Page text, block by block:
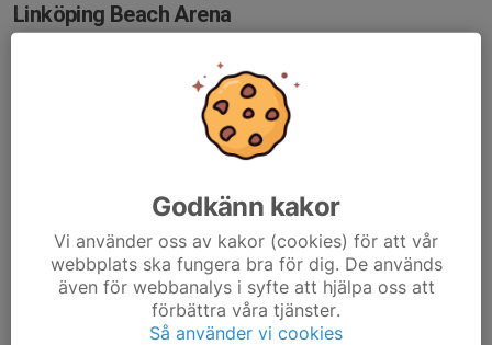
Linköping Beach Arena
Anmälan inför träningsgrupp, kommer varje vecka.
Viktigt att anmäla sig för att tränaren ska kunna planera
träningen. Vid avanmälning samma dag, maila till
Godkänn kakor
Vi använder oss av kakor (cookies) för att vår
webbplats ska fungera bra för dig. De används
även för webbanalys i syfte att hjälpa oss att
förbättra våra tjänster.
Så använder vi cookies